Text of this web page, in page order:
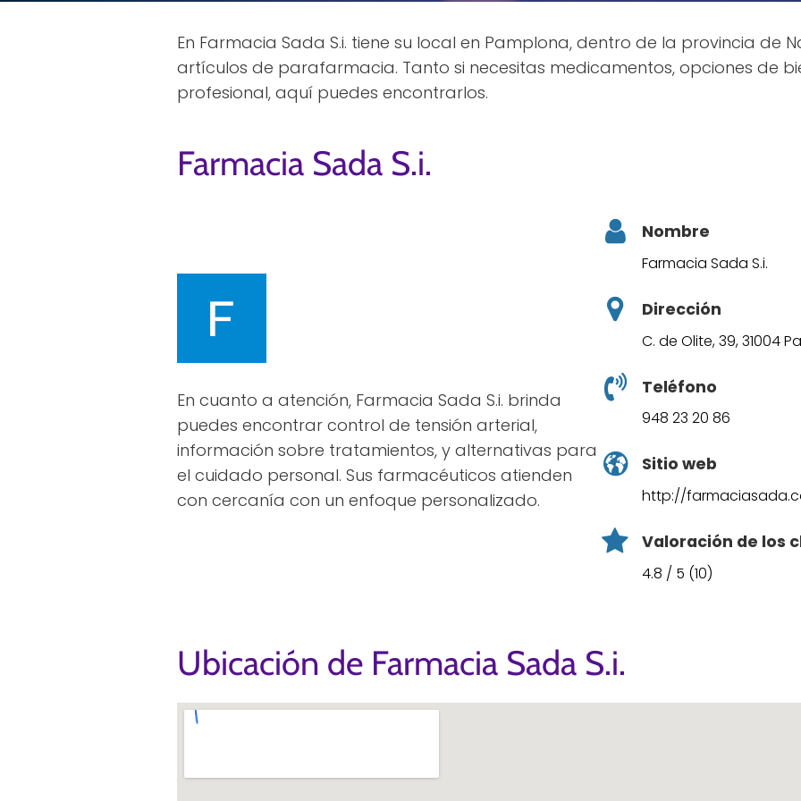
En Farmacia Sada S.i. tiene su local en Pamplona, dentro de la provincia de
artículos de parafarmacia. Tanto si necesitas medicamentos, opciones de
profesional, aquí puedes encontrarlos.
Farmacia Sada S.i.
En cuanto a atención, Farmacia Sada S.i. brinda
puedes encontrar control de tensión arterial,
información sobre tratamientos, y alternativas para
el cuidado personal. Sus farmacéuticos atienden
con cercanía con un enfoque personalizado.
Nombre
Farmacia Sada S.i.
Dirección
C. de Olite, 39, 31004
Teléfono
948 23 20 86
Sitio web
http://
Valoración de los
4.8 / 5 (10)
Ubicación de Farmacia Sada S.i.